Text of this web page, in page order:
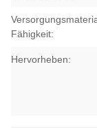
Fähigkeit:
Hervorheben: